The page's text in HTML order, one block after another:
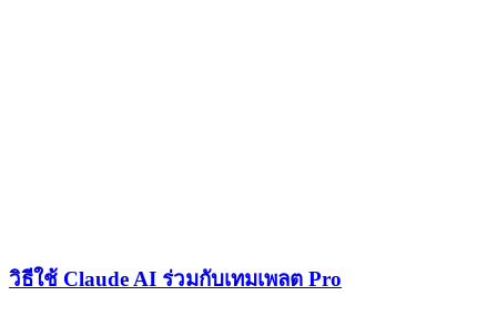
วิธีใช้ Claude AI ร่วมกับเทมเพลต Pro